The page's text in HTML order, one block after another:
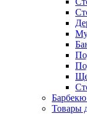
Товары